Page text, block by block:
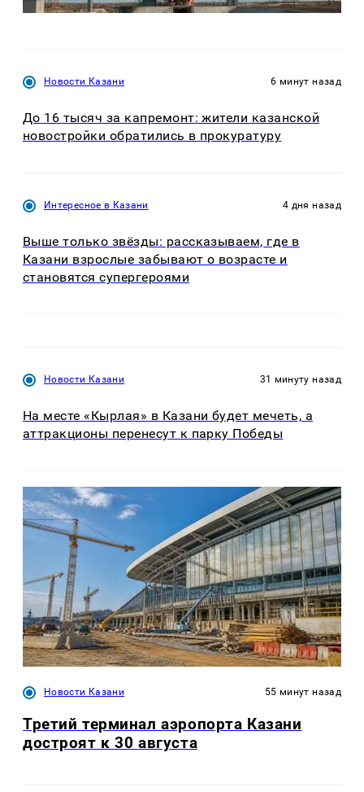
Новости Казани 6 минут назад
До 16 тысяч за капремонт: жители казанской
новостройки обратились в прокуратуру
Интересное в Казани 4 дня назад
Выше только звёзды: рассказываем, где в
Казани взрослые забывают о возрасте и
становятся супергероями
Новости Казани 31 минуту назад
На месте «Кырлая» в Казани будет мечеть, а
аттракционы перенесут к парку Победы
Новости Казани 55 минут назад
Третий терминал аэропорта Казани
достроят к 30 августа